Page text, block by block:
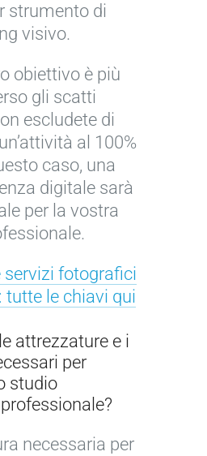
strumento di
visivo.
obiettivo è più
gli scatti
escludete di
al 100%
caso, una
digitale sarà
per la vostra
servizi fotografici
tutte le chiavi qui
attrezzature e i
per
studio
necessaria per